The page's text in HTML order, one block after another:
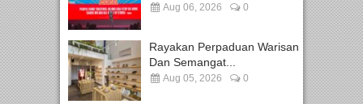
Aug 06, 2026 0
Rayakan Perpaduan Warisan
Dan Semangat...
Aug 05, 2026 0